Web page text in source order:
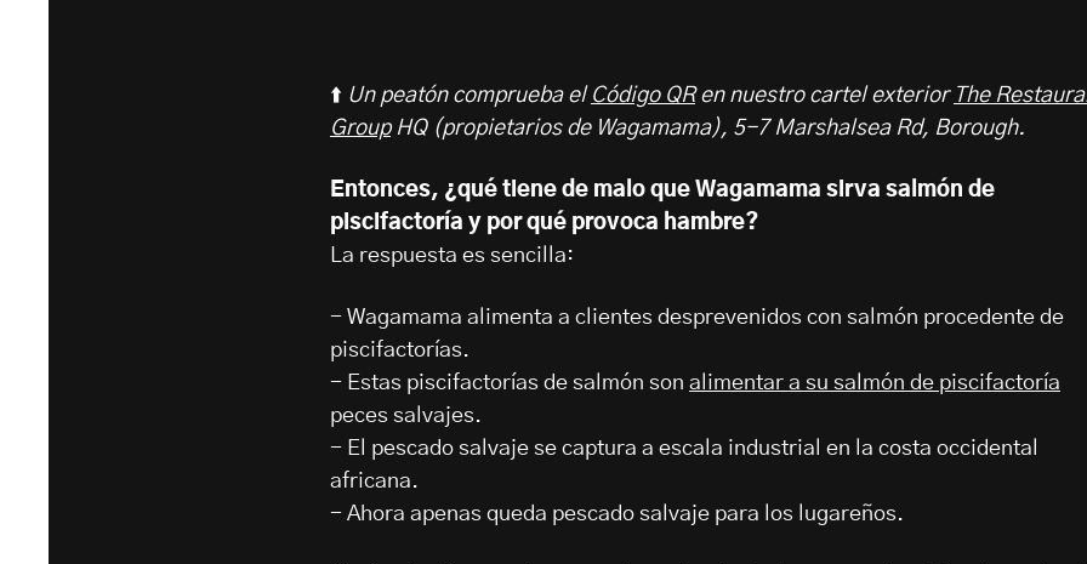
⬆️ Un peatón comprueba el Código QRen nuestro cartel exterior The
GroupHQ (propietarios de Wagamama), 5-7 Marshalsea Rd, Borough.
Entonces, ¿qué tiene de malo que Wagamama sirva salmón de
piscifactoría y por qué provoca hambre?
La respuesta es sencilla:
- Wagamama alimenta a clientes desprevenidos con salmón procedente de
piscifactorías.
- Estas piscifactorías de salmón son alimentar a su salmón de piscifactoría
peces salvajes.
- El pescado salvaje se captura a escala industrial en la costa occidental
africana.
- Ahora apenas queda pescado salvaje para los lugareños.